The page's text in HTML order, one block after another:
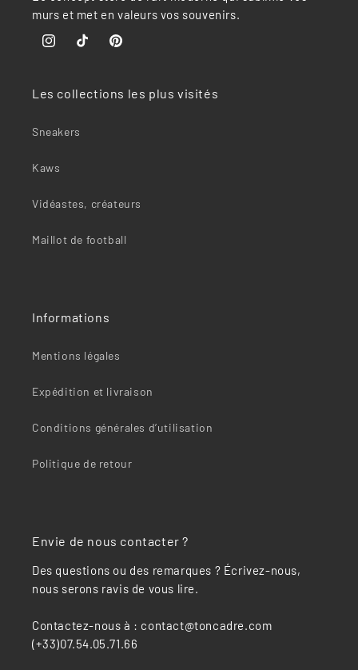
murs et met en valeurs vos souvenirs.
InstagramTikTok Pinterest
Les collections les plus visités
Sneakers
Kaws
Vidéastes, créateurs
Maillot de football
Informations
Mentions légales
Expédition et livraison
Conditions générales d’utilisation
Politique de retour
Envie de nous contacter ?
Des questions ou des remarques ? Écrivez-nous,
nous serons ravis de vous lire.
Contactez-nous à : contact@toncadre.com
(+33)07.54.05.71.66